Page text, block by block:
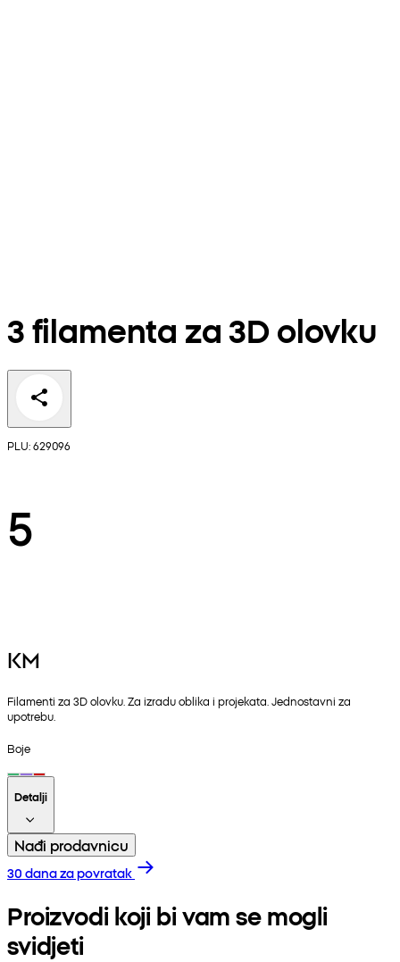
3 filamenta za 3D olovku
PLU: 629096
5
KM
Filamenti za 3D olovku. Za izradu oblika i projekata. Jednostavni za
upotrebu.
Boje
Detalji
Nađi prodavnicu
30 dana za povratak
Proizvodi koji bi vam se mogli
svidjeti